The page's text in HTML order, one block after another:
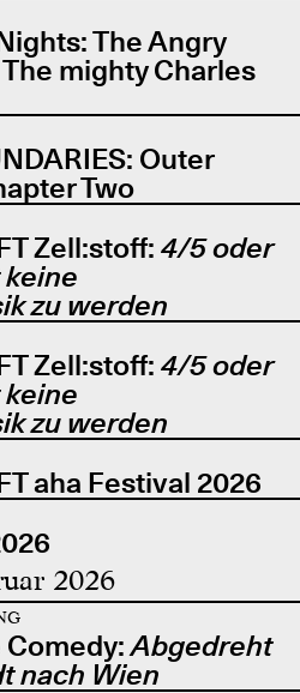
The Angry
The mighty Charles
Outer
Two
Zell:stoff: 4/5 oder
keine
zu werden
Zell:stoff: 4/5 oder
keine
zu werden
aha Festival 2026
2026
Comedy:Abgedreht
nach Wien